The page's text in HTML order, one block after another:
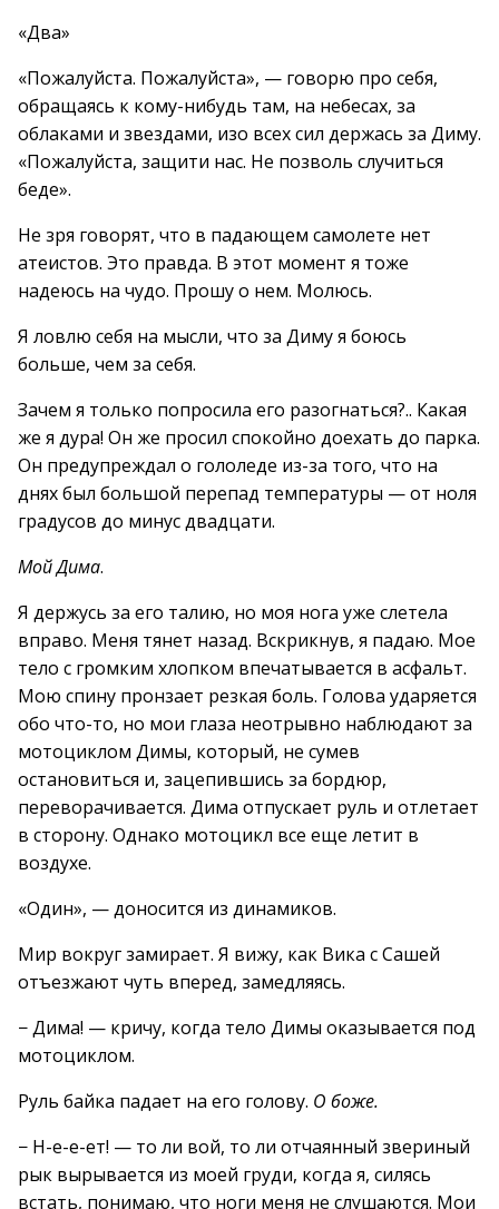
«Два»
«Пожалуйста. Пожалуйста», — говорю про себя,
обращаясь к кому-нибудь там, на небесах, за
облаками и звездами, изо всех сил держась за Диму.
«Пожалуйста, защити нас. Не позволь случиться
беде».
Не зря говорят, что в падающем самолете нет
атеистов. Это правда. В этот момент я тоже
надеюсь на чудо. Прошу о нем. Молюсь.
Я ловлю себя на мысли, что за Диму я боюсь
больше, чем за себя.
Зачем я только попросила его разогнаться?.. Какая
же я дура! Он же просил спокойно доехать до парка.
Он предупреждал о гололеде из-за того, что на
днях был большой перепад температуры — от ноля
градусов до минус двадцати.
Мой Дима.
Я держусь за его талию, но моя нога уже слетела
вправо. Меня тянет назад. Вскрикнув, я падаю. Мое
тело с громким хлопком впечатывается в асфальт.
Мою спину пронзает резкая боль. Голова ударяется
обо что-то, но мои глаза неотрывно наблюдают за
мотоциклом Димы, который, не сумев
остановиться и, зацепившись за бордюр,
переворачивается. Дима отпускает руль и отлетает
в сторону. Однако мотоцикл все еще летит в
воздухе.
«Один», — доносится из динамиков.
Мир вокруг замирает. Я вижу, как Вика с Сашей
отъезжают чуть вперед, замедляясь.
− Дима! — кричу, когда тело Димы оказывается под
мотоциклом.
Руль байка падает на его голову. О боже.
− Н-е-е-ет! — то ли вой, то ли отчаянный звериный
рык вырывается из моей груди, когда я, силясь
встать, понимаю, что ноги меня не слушаются. Мои